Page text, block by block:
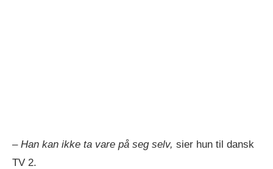
– Han kan ikke ta vare på seg selv, sier hun til dansk
TV 2.